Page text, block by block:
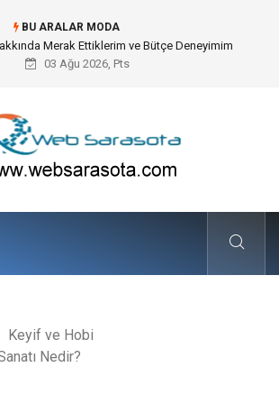
BU ARALAR MODA
ile Kurumsal İnovasyonun Dijitalleşmesi
03 Ağu 2026, Pts
Keyif ve Hobi
Nedir?